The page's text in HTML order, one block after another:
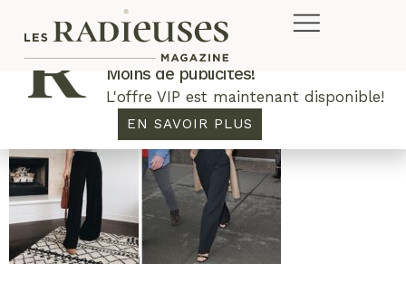
Plus de concours. Plus de rabais.
Moins de publicités!
L'offre VIP est maintenant disponible!
EN SAVOIR PLUS